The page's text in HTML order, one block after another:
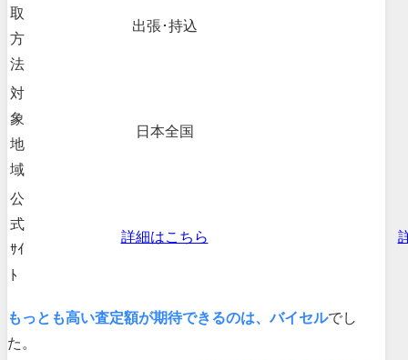
取
方
法
出張･持込
対
象
地
域
日本全国
公
式
ｻｲ
ﾄ
詳細はこちら
もっとも高い査定額が期待できるのは、バイセルでし
た。